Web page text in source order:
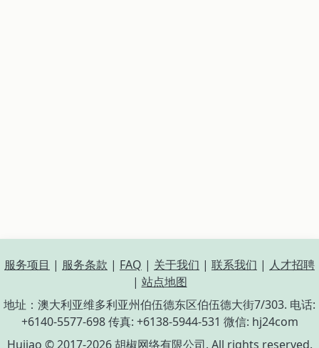
服务项目 | 服务条款 | FAQ | 关于我们 | 联系我们 | 人才招聘
| 站点地图
地址：澳大利亚维多利亚州伯伍德东区伯伍德大街7/303. 电话:
+6140-5577-698 传真: +6138-5944-531 微信: hj24com
Hujiao © 2017-2026 胡椒网络有限公司. All rights reserved.